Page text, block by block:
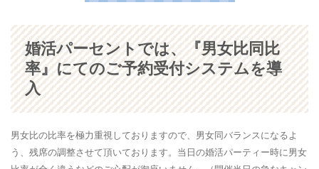
婚活パーセントでは、『男女比同比
率』にてのご予約受付システムを導
入
男女比の比率を極力重視しておりますので、男女同バランスになるよ
う、残席の調整させて頂いております。当日の婚活パーティー時に男女